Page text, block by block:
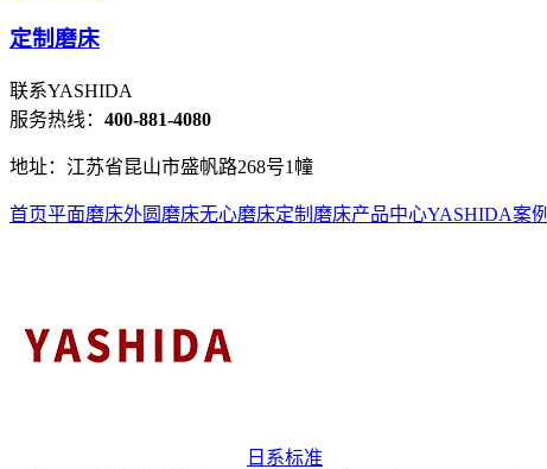
定制磨床
联系YASHIDA
服务热线： 400-881-4080
地址： 江苏省昆山市盛帆路268号1幢
首页平面磨床外圆磨床无心磨床定制磨床产品中心YASHIDA案例
日系标准